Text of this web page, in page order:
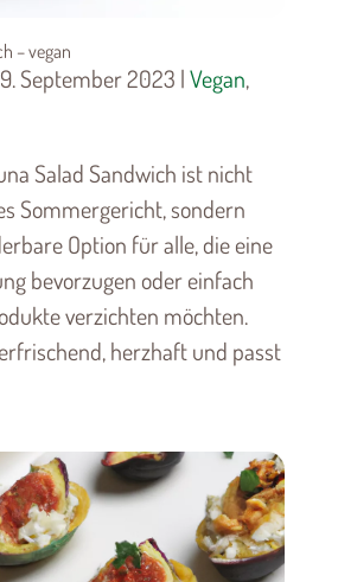
– vegan
September 2023 |Vegan,
Salad Sandwich ist nicht
Sommergericht, sondern
Option für alle, die eine
bevorzugen oder einfach
verzichten möchten.
herzhaft und passt